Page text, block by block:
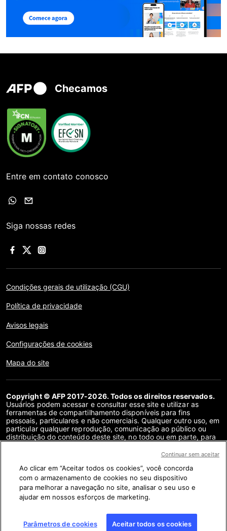
Checamos
Entre em contato conosco
Siga nossas redes
Condições gerais de utilização (CGU)
Política de privacidade
Avisos legais
Configurações de cookies
Mapa do site
Copyright © AFP 2017-2026. Todos os direitos reservados.
Usuários podem acessar e consultar esse site e utilizar as
ferramentas de compartilhamento disponíveis para fins
pessoais, particulares e não comerciais. Qualquer outro uso, em
particular qualquer reprodução, comunicação ao público ou
distribuição do conteúdo deste site, no todo ou em parte, para
contrato de licença específico assinado com a AFP, é
meio de links no conteúdo de verificação de fatos são
fornecidos na medida necessária para a correta compreensão
da checagem da informação em questão. A AFP não obteve
qualquer direito dos autores ou detentores dos direitos autorais
deste conteúdo de terceiros e não terá nenhuma
Ao clicar em “Aceitar todos os cookies”, você concorda
com o armazenamento de cookies no seu dispositivo
para melhorar a navegação no site, analisar o seu uso e
ajudar em nossos esforços de marketing.
Parâmetros de cookies Aceitar todos os cookies
Continuar sem aceitar